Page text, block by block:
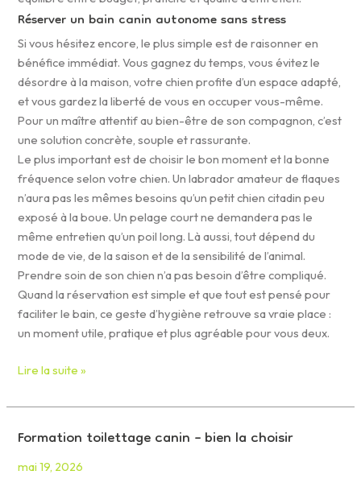
Réserver un bain canin autonome sans stress
Si vous hésitez encore, le plus simple est de raisonner en
bénéfice immédiat. Vous gagnez du temps, vous évitez le
désordre à la maison, votre chien profite d’un espace adapté,
et vous gardez la liberté de vous en occuper vous-même.
Pour un maître attentif au bien-être de son compagnon, c’est
une solution concrète, souple et rassurante.
Le plus important est de choisir le bon moment et la bonne
fréquence selon votre chien. Un labrador amateur de flaques
n’aura pas les mêmes besoins qu’un petit chien citadin peu
exposé à la boue. Un pelage court ne demandera pas le
même entretien qu’un poil long. Là aussi, tout dépend du
mode de vie, de la saison et de la sensibilité de l’animal.
Prendre soin de son chien n’a pas besoin d’être compliqué.
Quand la réservation est simple et que tout est pensé pour
faciliter le bain, ce geste d’hygiène retrouve sa vraie place :
un moment utile, pratique et plus agréable pour vous deux.
Lire la suite »
Formation toilettage canin – bien la choisir
mai 19, 2026
Formation
canin